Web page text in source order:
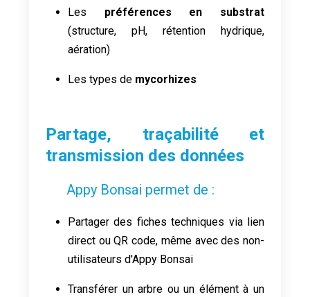
Les préférences en substrat
(structure, pH, rétention hydrique,
aération)
Les types de mycorhizes
Partage, traçabilité et
transmission des données
Appy Bonsai permet de :
Partager des fiches techniques via lien
direct ou QR code, même avec des non-
utilisateurs d'Appy Bonsai
Transférer un arbre ou un élément à un